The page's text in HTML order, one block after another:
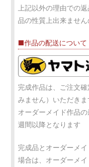
上記以外の理由での
品の性質上出来ません
■作品の配送について
完成作品は、ご注文
みません）いただきま
オーダーメイド作品
週間以降となります
完成品とオーダーメ
場合は、オーダーメ